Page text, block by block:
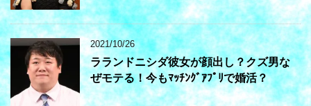
2021/10/26
ラランドニシダ彼女が顔出し？クズ男な
ぜモテる！今もﾏｯﾁﾝｸﾞｱﾌﾟﾘで婚活？